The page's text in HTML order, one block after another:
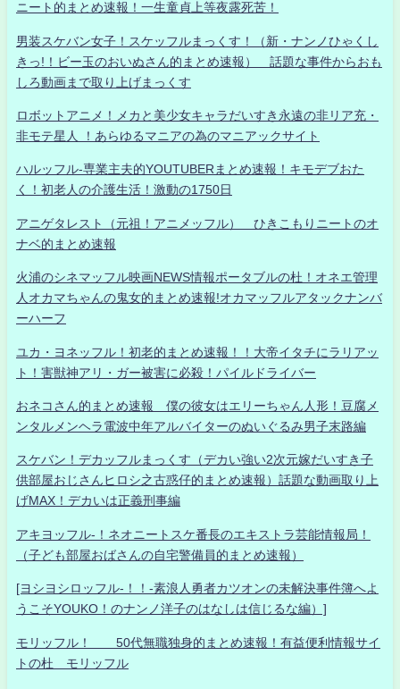
ニート的まとめ速報！一生童貞上等夜露死苦！
男装スケバン女子！スケッフルまっくす！（新・ナンノひゃくし
きっ!！ビー玉のおいぬさん的まとめ速報） 話題な事件からおも
しろ動画まで取り上げまっくす
ロボットアニメ！メカと美少女キャラだいすき永遠の非リア充・
非モテ星人 ！あらゆるマニアの為のマニアックサイト
ハルッフル-専業主夫的YOUTUBERまとめ速報！キモデブおた
く！初老人の介護生活！激動の1750日
アニゲタレスト（元祖！アニメッフル） ひきこもりニートのオ
ナベ的まとめ速報
火浦のシネマッフル映画NEWS情報ポータブルの杜！オネエ管理
人オカマちゃんの鬼女的まとめ速報!オカマッフルアタックナンバ
ーハーフ
ユカ・ヨネッフル！初老的まとめ速報！！大帝イタチにラリアッ
ト！害獣神アリ・ガー被害に必殺！パイルドライバー
おネコさん的まとめ速報 僕の彼女はエリーちゃん人形！豆腐メ
ンタルメンヘラ電波中年アルバイターのぬいぐるみ男子末路編
スケバン！デカッフルまっくす（デカい強い2次元嫁だいすき子
供部屋おじさんヒロシ之古惑仔的まとめ速報）話題な動画取り上
げMAX！デカいは正義刑事編
アキヨッフル-！ネオニートスケ番長のエキストラ芸能情報局！
（子ども部屋おばさんの自宅警備員的まとめ速報）
[ヨシヨシロッフル-！！-素浪人勇者カツオンの未解決事件簿へよ
うこそYOUKO！のナンノ洋子のはなしは信じるな編）]
モリッフル！ 50代無職独身的まとめ速報！有益便利情報サイ
トの杜 モリッフル